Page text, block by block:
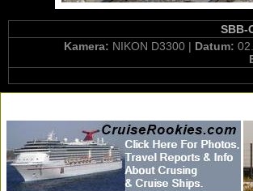
SBB-
Kamera: NIKON D3300 | Datum: